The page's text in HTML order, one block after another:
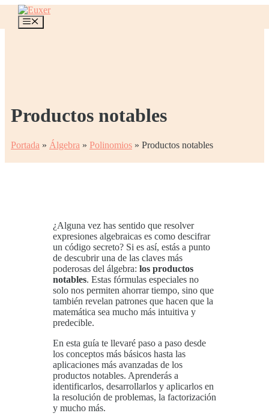
Saltar
contenido
Menú
Productos notables
Portada » Álgebra » Polinomios » Productos notables
¿Alguna vez has sentido que resolver
expresiones algebraicas es como descifrar
un código secreto? Si es así, estás a punto
de descubrir una de las claves más
poderosas del álgebra: los productos
notables. Estas fórmulas especiales no
solo nos permiten ahorrar tiempo, sino que
también revelan patrones que hacen que la
matemática sea mucho más intuitiva y
predecible.
En esta guía te llevaré paso a paso desde
los conceptos más básicos hasta las
aplicaciones más avanzadas de los
productos notables. Aprenderás a
identificarlos, desarrollarlos y aplicarlos en
la resolución de problemas, la factorización
y mucho más.